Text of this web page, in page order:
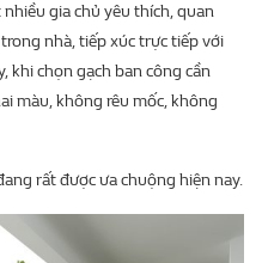
gia chủ yêu thích, quan
nhà, tiếp xúc trực tiếp với
khi chọn gạch ban công cần
màu, không rêu mốc, không
rất được ưa chuộng hiện nay.